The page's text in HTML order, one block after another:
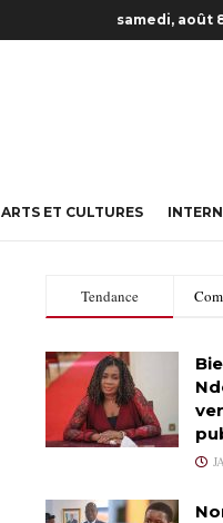
samedi, août
ARTS ET CULTURES
Tendance